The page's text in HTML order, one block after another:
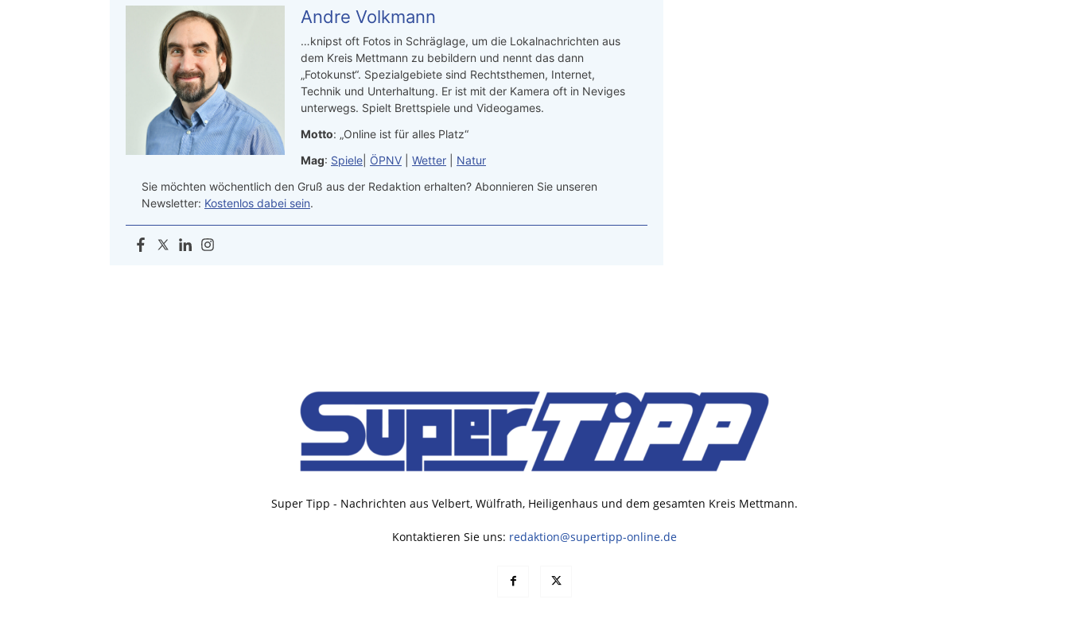
Andre Volkmann
…knipst oft Fotos in Schräglage, um die Lokalnachrichten aus
dem Kreis Mettmann zu bebildern und nennt das dann
„Fotokunst“. Spezialgebiete sind Rechtsthemen, Internet,
Technik und Unterhaltung. Er ist mit der Kamera oft in Neviges
unterwegs. Spielt Brettspiele und Videogames.
Motto: „Online ist für alles Platz“
Mag: Spiele ÖPNV Wetter
Natur
Sie möchten wöchentlich den Gruß aus der Redaktion erhalten? Abonnieren Sie unseren
Newsletter: Kostenlos dabei sein.
Super Tipp - Nachrichten aus Velbert, Wülfrath, Heiligenhaus und dem gesamten Kreis Mettmann.
Kontaktieren Sie uns: redaktion@supertipp-online.de